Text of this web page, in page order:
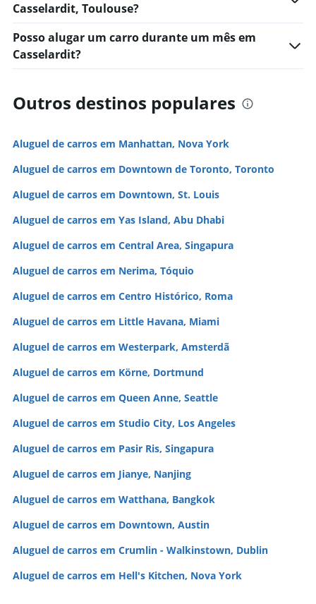
Casselardit, Toulouse?
Posso alugar um carro durante um mês em
Casselardit?
Outros destinos populares
Aluguel de carros em Manhattan, Nova York
Aluguel de carros em Downtown de Toronto, Toronto
Aluguel de carros em Downtown, St. Louis
Aluguel de carros em Yas Island, Abu Dhabi
Aluguel de carros em Central Area, Singapura
Aluguel de carros em Nerima, Tóquio
Aluguel de carros em Centro Histórico, Roma
Aluguel de carros em Little Havana, Miami
Aluguel de carros em Westerpark, Amsterdã
Aluguel de carros em Körne, Dortmund
Aluguel de carros em Queen Anne, Seattle
Aluguel de carros em Studio City, Los Angeles
Aluguel de carros em Pasir Ris, Singapura
Aluguel de carros em Jianye, Nanjing
Aluguel de carros em Watthana, Bangkok
Aluguel de carros em Downtown, Austin
Aluguel de carros em Crumlin - Walkinstown, Dublin
Aluguel de carros em Hell's Kitchen, Nova York